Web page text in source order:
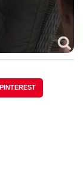
PINTEREST